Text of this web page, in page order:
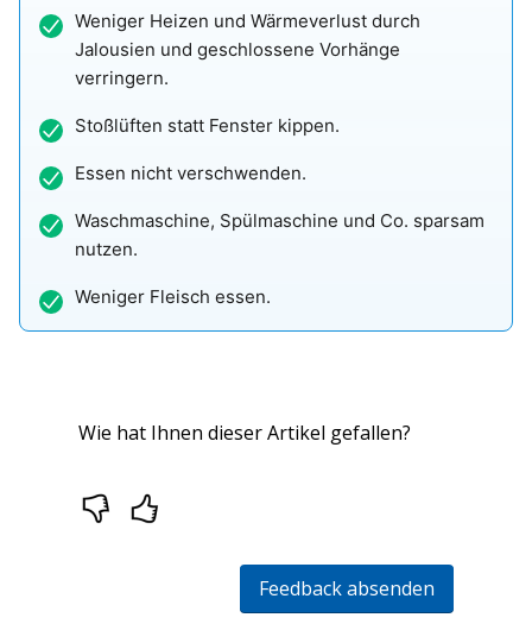
Weniger Heizen und Wärmeverlust durch
Jalousien und geschlossene Vorhänge
verringern.
Stoßlüften statt Fenster kippen.
Essen nicht verschwenden.
Waschmaschine, Spülmaschine und Co. sparsam
nutzen.
Weniger Fleisch essen.